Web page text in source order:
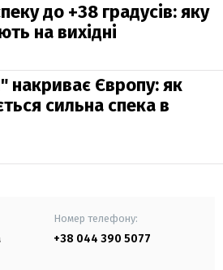
до +38 градусів: яку
на вихідні
накриває Європу: як
сильна спека в
Номер телефону:
+38 044 390 5077